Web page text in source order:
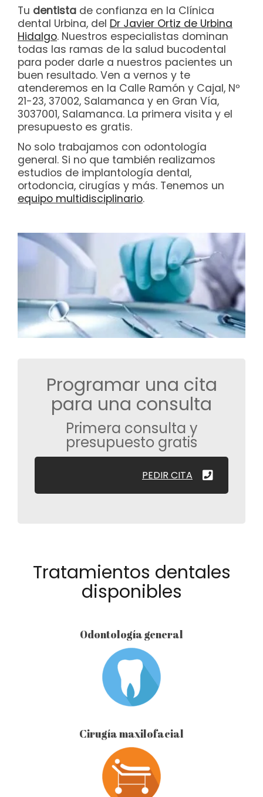
Tu dentista de confianza en la Clínica
dental Urbina, del Dr Javier Ortiz de Urbina
Hidalgo. Nuestros especialistas dominan
todas las ramas de la salud bucodental
para poder darle a nuestros pacientes un
buen resultado. Ven a vernos y te
atenderemos en la Calle Ramón y Cajal, Nº
21-23, 37002, Salamanca y en Gran Vía,
3037001, Salamanca. La primera visita y el
presupuesto es gratis.
No solo trabajamos con odontología
general. Si no que también realizamos
estudios de implantología dental,
ortodoncia, cirugías y más. Tenemos un
equipo multidisciplinario.
Programar una cita
para una consulta
Primera consulta y
presupuesto gratis
PEDIR CITA
Tratamientos dentales
disponibles
Odontología general
Cirugía maxilofacial